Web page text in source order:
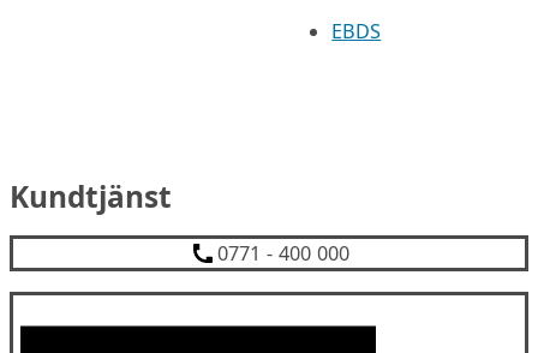
EBDS
Kundtjänst
0771 - 400 000